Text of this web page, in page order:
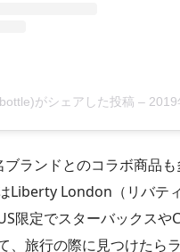
がシェアした投稿 – 2019年 3月
ブランドとのコラボ商品
Liberty London（リバテ
限定でスターバックス
、旅行の際に見つけたら